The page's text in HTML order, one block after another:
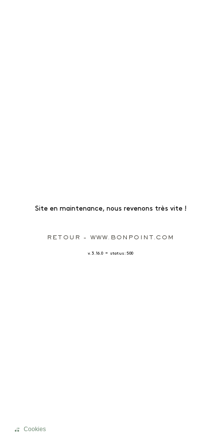
Site en maintenance, nous revenons très vite !
RETOUR - WWW.BONPOINT.COM
v. 3.16.0 - status: 500